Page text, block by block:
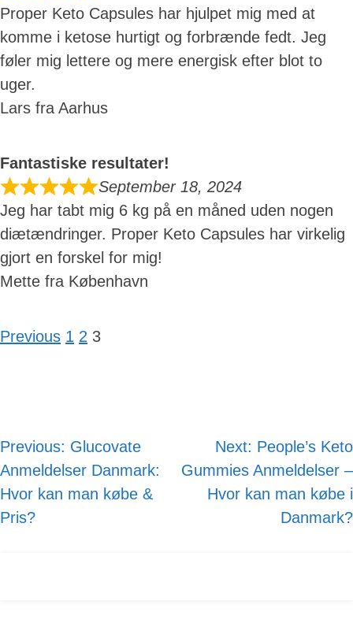
Proper Keto Capsules har hjulpet mig med at
komme i ketose hurtigt og forbrænde fedt. Jeg
føler mig lettere og mere energisk efter blot to
uger.
Lars fra Aarhus
Fantastiske resultater!
September 18, 2024
Jeg har tabt mig 6 kg på en måned uden nogen
diætændringer. Proper Keto Capsules har virkelig
gjort en forskel for mig!
Mette fra København
Site
Previous Page
1 Page
2 Page
3
Post
navigation
Previous: Glucovate
Anmeldelser Danmark:
Hvor kan man købe &
Pris?
Next: People’s Keto
Gummies Anmeldelser –
Hvor kan man købe i
Danmark?